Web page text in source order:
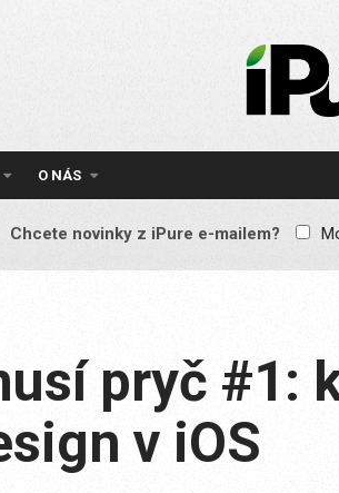
Prémiový
reklamy,
obsah pro
O NÁS
Chcete novinky z iPure e-mailem?
pryč #1:
v iOS